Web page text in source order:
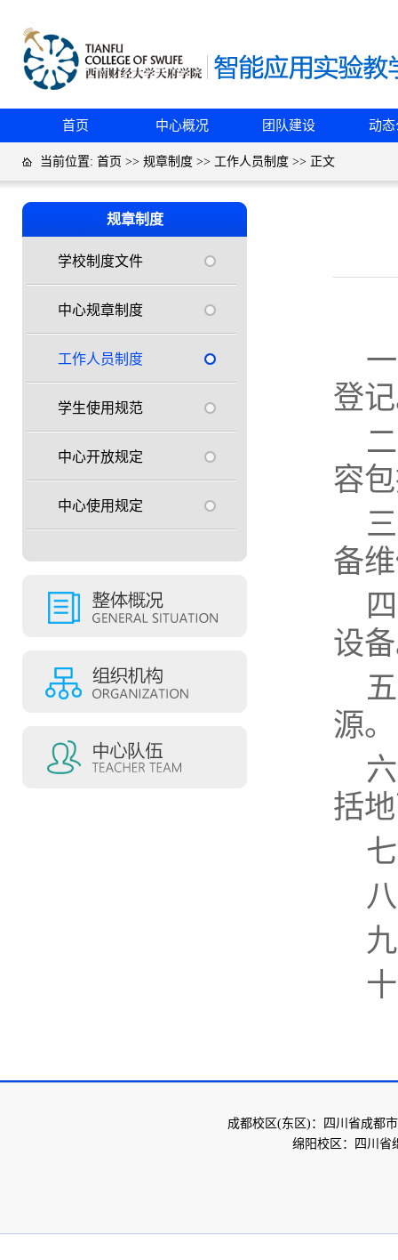
首页 中心概况 团队建设 动态
当前位置: 首页 >> 规章制度 >> 工作人员制度 >> 正文
规章制度
学校制度文件
中心规章制度
工作人员制度
学生使用规范
中心开放规定
中心使用规定
登
容
备
设
源。
括
成都校区(东区)：四川省成都
绵阳校区：四川省